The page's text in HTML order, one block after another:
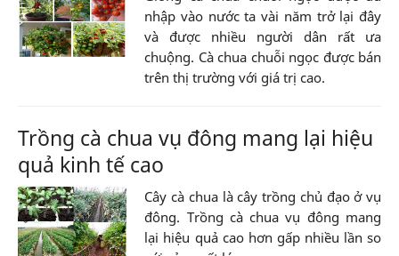
nhập vào nước ta vài năm trở lại đây
và được nhiều người dân rất ưa
chuộng. Cà chua chuỗi ngọc được bán
trên thị trường với giá trị cao.
Trồng cà chua vụ đông mang lại hiệu
quả kinh tế cao
Cây cà chua là cây trồng chủ đạo ở vụ
đông. Trồng cà chua vụ đông mang
lại hiệu quả cao hơn gấp nhiều lần so